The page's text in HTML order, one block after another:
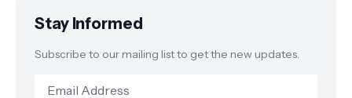
Stay Informed
Subscribe to our mailing list to get the new updates.